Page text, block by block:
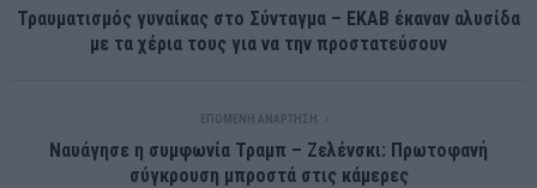
Τραυματισμός γυναίκας στο Σύνταγμα – ΕΚΑΒ έκαναν αλυσίδα
με τα χέρια τους για να την προστατεύσουν
ΕΠΌΜΕΝΗ ΑΝΆΡΤΗΣΗ
Ναυάγησε η συμφωνία Τραμπ – Ζελένσκι: Πρωτοφανή
σύγκρουση μπροστά στις κάμερες